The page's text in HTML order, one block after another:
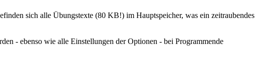
sich alle Übungstexte (80 KB!) im Hauptspeicher, was ein zeitraubendes
- ebenso wie alle Einstellungen der Optionen - bei Programmende